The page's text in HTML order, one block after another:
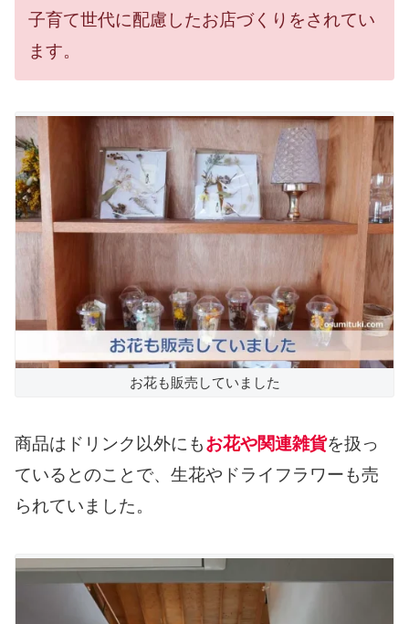
子育て世代に配慮したお店づくりをされてい
ます。
お花も販売していました
商品はドリンク以外にもお花や関連雑貨を扱っ
ているとのことで、生花やドライフラワーも売
られていました。